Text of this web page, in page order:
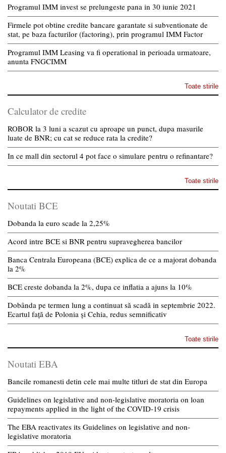
Programul IMM invest se prelungeste pana in 30 iunie 2021
Firmele pot obtine credite bancare garantate si subventionate de
stat, pe baza facturilor (factoring), prin programul IMM Factor
Programul IMM Leasing va fi operational in perioada urmatoare,
anunta FNGCIMM
Toate stirile
Calculator de credite
ROBOR la 3 luni a scazut cu aproape un punct, dupa masurile
luate de BNR; cu cat se reduce rata la credite?
In ce mall din sectorul 4 pot face o simulare pentru o refinantare?
Toate stirile
Noutati BCE
Dobanda la euro scade la 2,25%
Acord intre BCE si BNR pentru supravegherea bancilor
Banca Centrala Europeana (BCE) explica de ce a majorat dobanda
la 2%
BCE creste dobanda la 2%, dupa ce inflatia a ajuns la 10%
Dobânda pe termen lung a continuat să scadă in septembrie 2022.
Ecartul față de Polonia și Cehia, redus semnificativ
Toate stirile
Noutati EBA
Bancile romanesti detin cele mai multe titluri de stat din Europa
Guidelines on legislative and non-legislative moratoria on loan
repayments applied in the light of the COVID-19 crisis
The EBA reactivates its Guidelines on legislative and non-
legislative moratoria